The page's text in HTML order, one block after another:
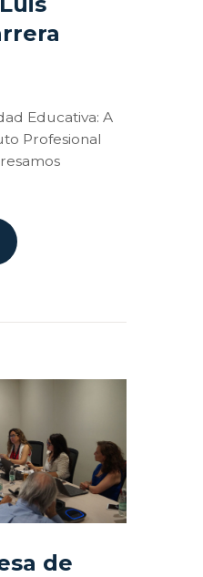
Educativa: A
Profesional
de